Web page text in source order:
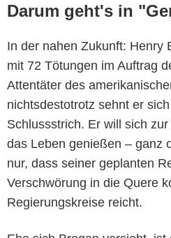
Darum geht's in
In der nahen Zukunft: Henry
mit 72 Tötungen im Auftrag
Attentäter des
nichtsdestotrotz sehnt er
Schlussstrich. Er will sich
das Leben genießen – ganz
nur, dass seiner geplanten
Verschwörung in die Quere
Regierungskreise reicht.